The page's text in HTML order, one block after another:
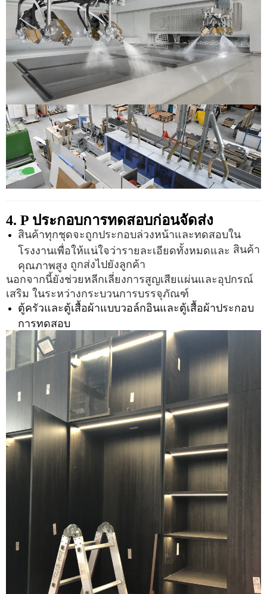
4. P ประกอบการทดสอบก่อนจัดส่ง
สินค้าทุกชุดจะถูกประกอบล่วงหน้าและทดสอบใน
โรงงานเพื่อให้แน่ใจว่ารายละเอียดทั้งหมดและ สินค้า
คุณภาพสูง ถูกส่งไปยังลูกค้า
นอกจากนี้ยังช่วยหลีกเลี่ยงการสูญเสียแผ่นและอุปกรณ์
เสริม ในระหว่างกระบวนการบรรจุภัณฑ์
ตู้ครัวและตู้เสื้อผ้าแบบวอล์กอินและตู้เสื้อผ้าประกอบ
การทดสอบ